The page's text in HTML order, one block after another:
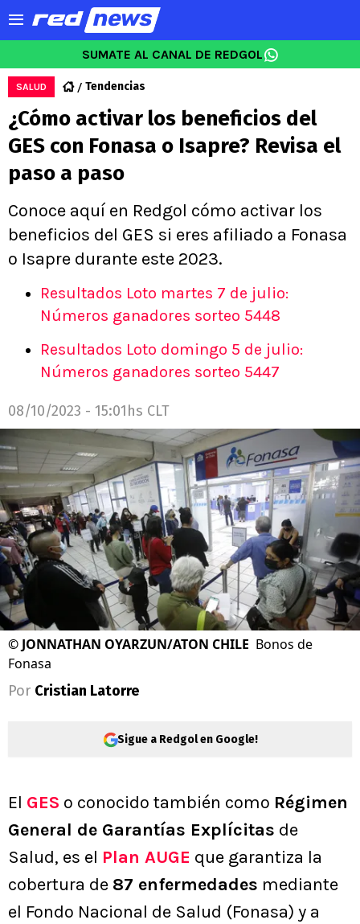
SUMATE AL CANAL DE REDGOL
SALUD Tendencias
¿Cómo activar los beneficios del
GES con Fonasa o Isapre? Revisa el
paso a paso
Conoce aquí en Redgol cómo activar los
beneficios del GES si eres afiliado a Fonasa
o Isapre durante este 2023.
Resultados Loto martes 7 de julio:
Números ganadores sorteo 5448
Resultados Loto domingo 5 de julio:
Números ganadores sorteo 5447
08/10/2023 - 15:01hs CLT
©JONNATHAN OYARZUN/ATON CHILE Bonos de
Fonasa
Por Cristian Latorre
Sigue a Redgol en Google!
El GES o conocido también como Régimen
General de Garantías Explícitas de
Salud, es el Plan AUGE que garantiza la
cobertura de 87 enfermedades mediante
el Fondo Nacional de Salud (Fonasa) y a